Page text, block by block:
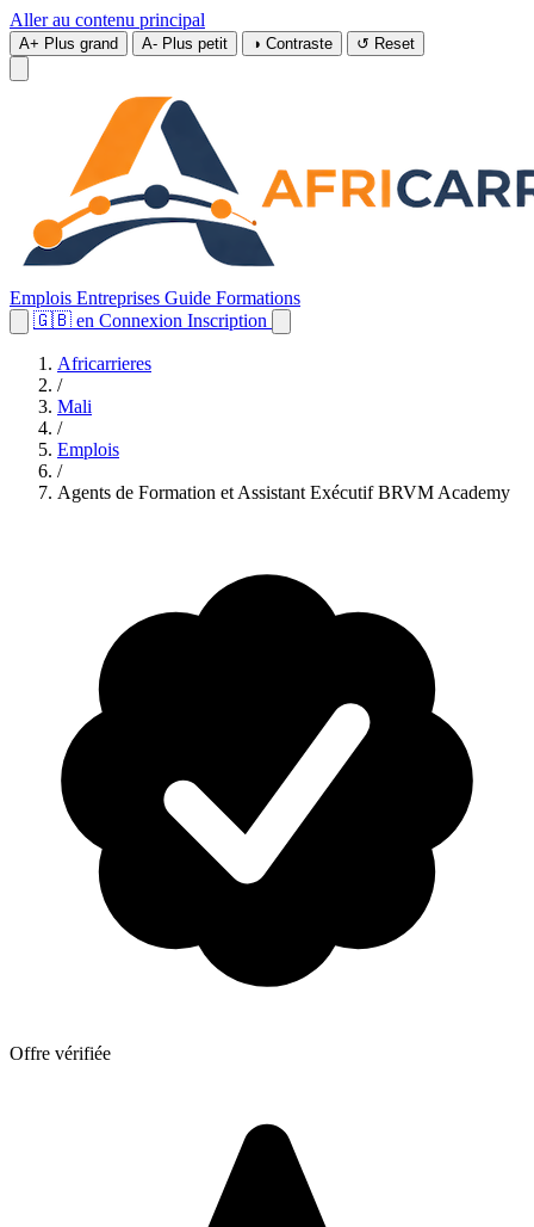
Aller au contenu principal
A+ Plus grand A- Plus petit ◑ Contraste ↺ Reset
Emplois Entreprises Guide Formations
🇬🇧 en Connexion Inscription
Africarrieres
/
Mali
/
Emplois
/
Agents de Formation et Assistant Exécutif BRVM Academy
Offre vérifiée